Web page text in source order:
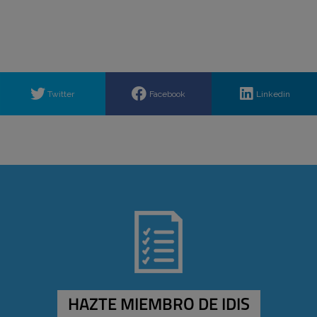
Twitter Facebook Linkedin
HAZTE MIEMBRO DE IDIS